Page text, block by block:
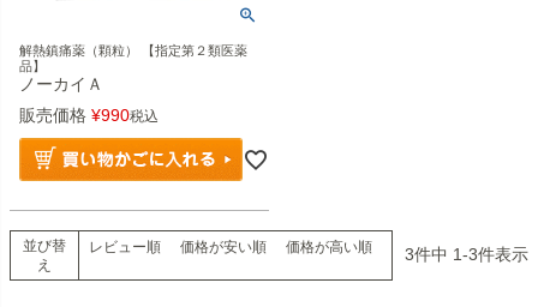
解熱鎮痛薬（顆粒） 【指定第２類医薬
品】
ノーカイＡ
販売価格 ¥990税込
並び替
え
レビュー順 価格が安い順 価格が高い順 3件中 1-3件表示